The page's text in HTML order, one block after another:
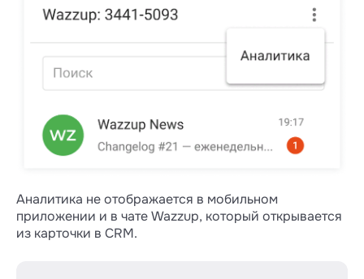
Аналитика не отображается в мобильном
приложении и в чате Wazzup, который открывается
из карточки в CRM.